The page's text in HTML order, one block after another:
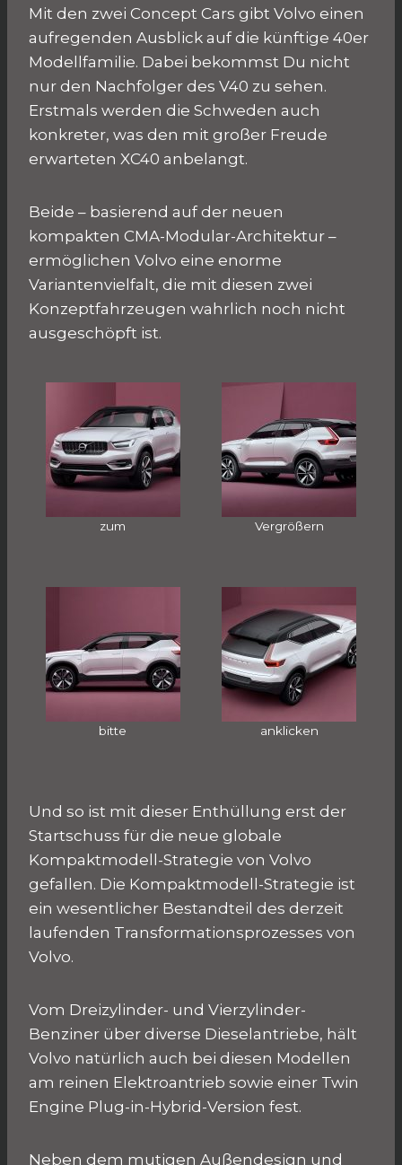
Mit den zwei Concept Cars gibt Volvo einen
aufregenden Ausblick auf die künftige 40er
Modellfamilie. Dabei bekommst Du nicht
nur den Nachfolger des V40 zu sehen.
Erstmals werden die Schweden auch
konkreter, was den mit großer Freude
erwarteten XC40 anbelangt.
Beide – basierend auf der neuen
kompakten CMA-Modular-Architektur –
ermöglichen Volvo eine enorme
Variantenvielfalt, die mit diesen zwei
Konzeptfahrzeugen wahrlich noch nicht
ausgeschöpft ist.
zum Vergrößern
bitte anklicken
Und so ist mit dieser Enthüllung erst der
Startschuss für die neue globale
Kompaktmodell-Strategie von Volvo
gefallen. Die Kompaktmodell-Strategie ist
ein wesentlicher Bestandteil des derzeit
laufenden Transformationsprozesses von
Volvo.
Vom Dreizylinder- und Vierzylinder-
Benziner über diverse Dieselantriebe, hält
Volvo natürlich auch bei diesen Modellen
am reinen Elektroantrieb sowie einer Twin
Engine Plug-in-Hybrid-Version fest.
Neben dem mutigen Außendesign und